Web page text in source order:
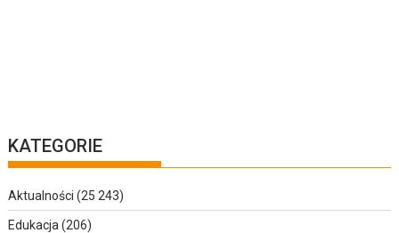
KATEGORIE
Aktualności (25 243)
Edukacja (206)